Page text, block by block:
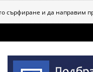
сърфиране и да направим